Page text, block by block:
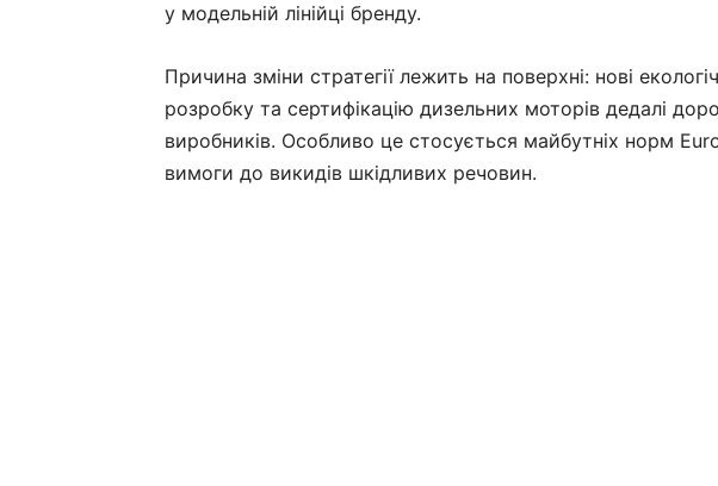
у модельній лінійці бренду.
Причина зміни стратегії лежить на поверхні: нові
розробку та сертифікацію дизельних моторів дедалі
виробників. Особливо це стосується майбутніх норм
вимоги до викидів шкідливих речовин.